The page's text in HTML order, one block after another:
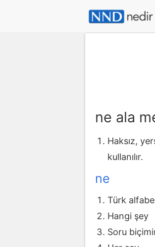
ne ala
Haksız,
kullanılır.
ne
Türk
Hangi şey
Soru